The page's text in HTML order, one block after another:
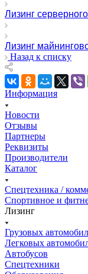
Лизинг
Лизинг
Назад к списку
Информация
Новости
Отзывы
Партнеры
Реквизиты
Производители
Каталог
Спецтехника /
Спортивное и
Лизинг
Грузовых
Легковых
Автобусов
Спецтехники